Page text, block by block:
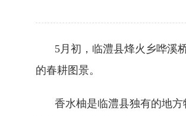
5月初，临澧县烽火乡哗溪
的春耕图景。
香水柚是临澧县独有的地